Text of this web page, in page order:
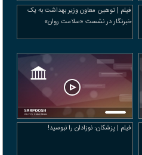
فیلم | توهین معاون وزیر بهداشت به یک
خبرنگار در نشست «سلامت روان»
فیلم | پزشکان: نوزادان را نبوسید!